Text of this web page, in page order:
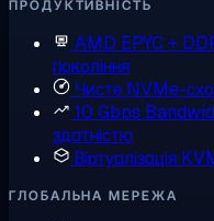
ПРОДУКТИВНІСТЬ
AMD EPYC +
покоління
Чисте NVMe-
10 Gbps
здатністю
Віртуалізація
ГЛОБАЛЬНА МЕРЕЖА